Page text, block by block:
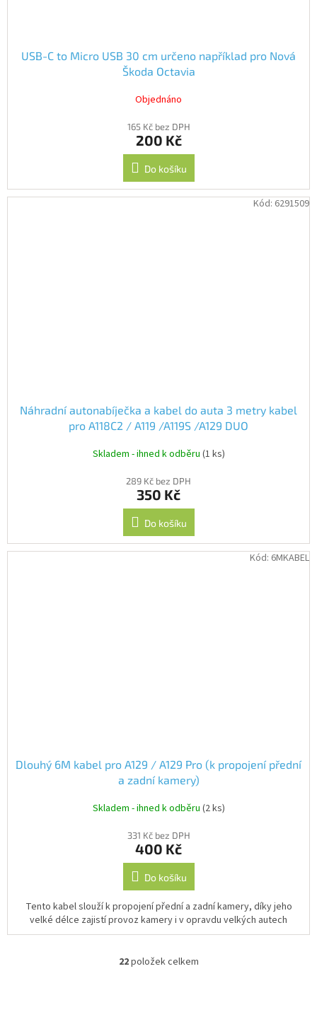
USB-C to Micro USB 30 cm určeno například pro Nová
Škoda Octavia
Objednáno
165 Kč bez DPH
200 Kč
Do košíku
Náhradní autonabíječka a kabel do auta 3 metry kabel
pro A118C2 / A119 /A119S /A129 DUO
Skladem - ihned k odběru (1 ks)
289 Kč bez DPH
350 Kč
Do košíku
Kód: 6291509
Dlouhý 6M kabel pro A129 / A129 Pro (k propojení přední
a zadní kamery)
Skladem - ihned k odběru (2 ks)
331 Kč bez DPH
400 Kč
Do košíku
Tento kabel slouží k propojení přední a zadní kamery, díky jeho
velké délce zajistí provoz kamery i v opravdu velkých autech
Kód: 6MKABEL
O
22položek celkem